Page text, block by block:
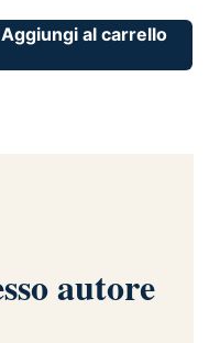
Aggiungi al carrello
autore